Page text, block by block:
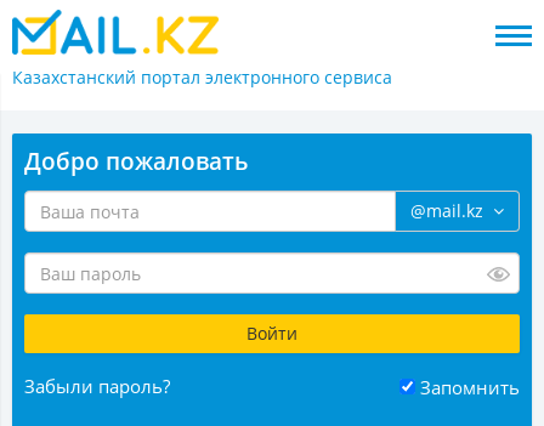
Казахстанский портал электронного сервиса
Добро пожаловать
@mail.kz
Забыли пароль? Запомнить